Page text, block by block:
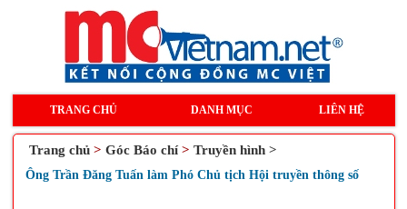
TRANG CHỦ DANH MỤC LIÊN HỆ
Trang chủ > Góc Báo chí> Truyền hình >
Ông Trần Đăng Tuấn làm Phó Chủ tịch Hội truyền thông số